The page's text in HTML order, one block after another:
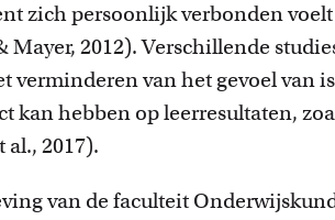
van collega-docenten
Stories van collega-docenten.
zich persoonlijk verbonden
2012). Verschillende
verminderen van het gevoel van
kan hebben op leerresultaten,
al., 2017).
van de faculteit